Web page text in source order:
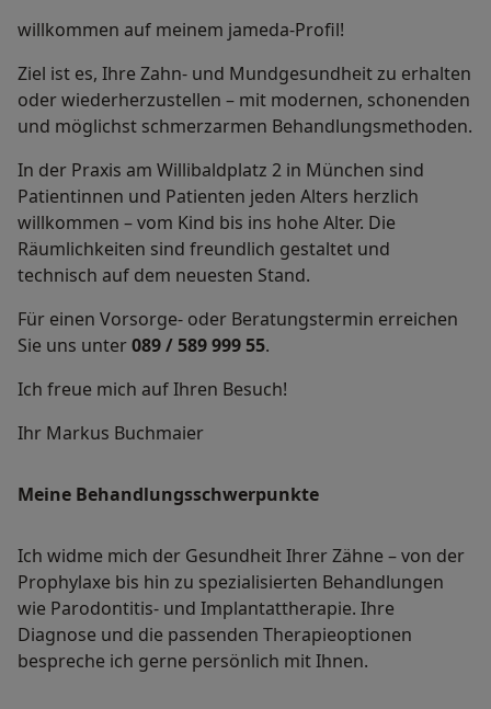
willkommen auf meinem jameda-Profil!
Ziel ist es, Ihre Zahn- und Mundgesundheit zu erhalten
oder wiederherzustellen – mit modernen, schonenden
und möglichst schmerzarmen Behandlungsmethoden.
In der Praxis am Willibaldplatz 2 in München sind
Patientinnen und Patienten jeden Alters herzlich
willkommen – vom Kind bis ins hohe Alter. Die
Räumlichkeiten sind freundlich gestaltet und
technisch auf dem neuesten Stand.
Für einen Vorsorge- oder Beratungstermin erreichen
Sie uns unter089 / 589 999 55.
Ich freue mich auf Ihren Besuch!
Ihr Markus Buchmaier
Meine Behandlungs­schwerpunkte
Ich widme mich der Gesundheit Ihrer Zähne – von der
Prophylaxe bis hin zu spezialisierten Behandlungen
wie Parodontitis- und Implantattherapie. Ihre
Diagnose und die passenden Therapieoptionen
bespreche ich gerne persönlich mit Ihnen.